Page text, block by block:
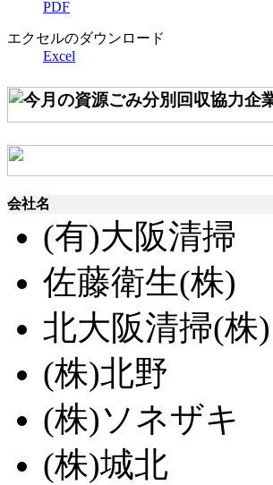
PDF
エクセルのダウンロード
Excel
会社名
(有)大阪清掃
佐藤衛生(株)
北大阪清掃(株)
(株)北野
(株)ソネザキ
(株)城北